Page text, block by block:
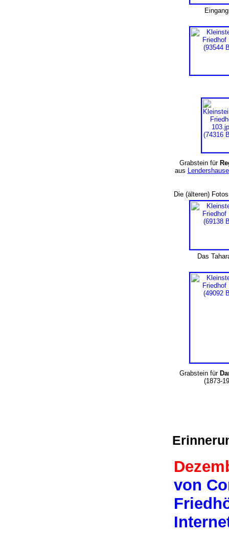
Grabstein für
aus
Die (älteren)
Das
Grabstein für
(1873-
von